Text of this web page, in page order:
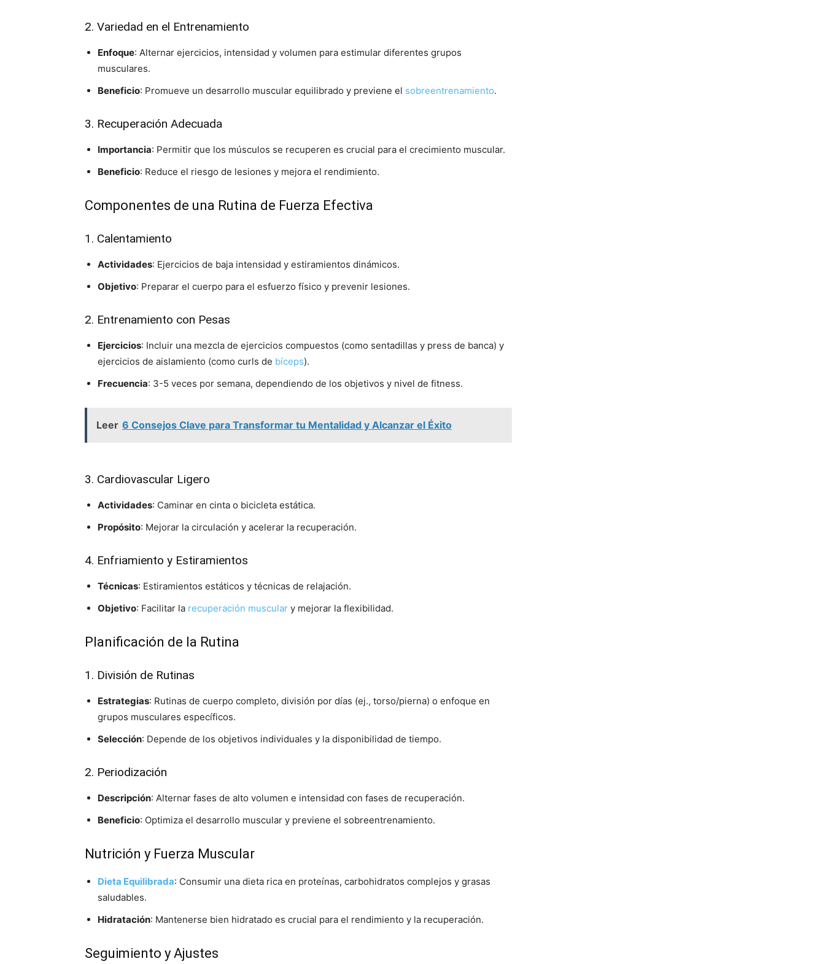
2. Variedad en el Entrenamiento
Enfoque: Alternar ejercicios, intensidad y volumen para estimular diferentes grupos
musculares.
Beneficio: Promueve un desarrollo muscular equilibrado y previene el sobreentrenamiento.
3. Recuperación Adecuada
Importancia: Permitir que los músculos se recuperen es crucial para el crecimiento muscular.
Beneficio: Reduce el riesgo de lesiones y mejora el rendimiento.
Componentes de una Rutina de Fuerza Efectiva
1. Calentamiento
Actividades: Ejercicios de baja intensidad y estiramientos dinámicos.
Objetivo: Preparar el cuerpo para el esfuerzo físico y prevenir lesiones.
2. Entrenamiento con Pesas
Ejercicios: Incluir una mezcla de ejercicios compuestos (como sentadillas y press de banca) y
ejercicios de aislamiento (como curls de bíceps).
Frecuencia: 3-5 veces por semana, dependiendo de los objetivos y nivel de fitness.
Leer 6 Consejos Clave para Transformar tu Mentalidad y Alcanzar el Éxito
3. Cardiovascular Ligero
Actividades: Caminar en cinta o bicicleta estática.
Propósito: Mejorar la circulación y acelerar la recuperación.
4. Enfriamiento y Estiramientos
Técnicas: Estiramientos estáticos y técnicas de relajación.
Objetivo: Facilitar la recuperación muscular y mejorar la flexibilidad.
Planificación de la Rutina
1. División de Rutinas
Estrategias: Rutinas de cuerpo completo, división por días (ej., torso/pierna) o enfoque en
grupos musculares específicos.
Selección: Depende de los objetivos individuales y la disponibilidad de tiempo.
2. Periodización
Descripción: Alternar fases de alto volumen e intensidad con fases de recuperación.
Beneficio: Optimiza el desarrollo muscular y previene el sobreentrenamiento.
Nutrición y Fuerza Muscular
Dieta Equilibrada: Consumir una dieta rica en proteínas, carbohidratos complejos y grasas
saludables.
Hidratación: Mantenerse bien hidratado es crucial para el rendimiento y la recuperación.
Seguimiento y Ajustes